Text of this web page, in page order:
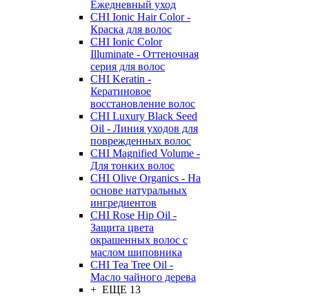
Ежедневный уход
CHI Ionic Hair Color -
Краска для волос
CHI Ionic Color
Illuminate - Оттеночная
серия для волос
CHI Keratin -
Кератиновое
восстановление волос
CHI Luxury Black Seed
Oil - Линия уходов для
поврежденных волос
CHI Magnified Volume -
Для тонких волос
CHI Olive Organics - На
основе натуральных
ингредиентов
CHI Rose Hip Oil -
Защита цвета
окрашенных волос с
маслом шиповника
CHI Tea Tree Oil -
Масло чайного дерева
+ ЕЩЕ 13